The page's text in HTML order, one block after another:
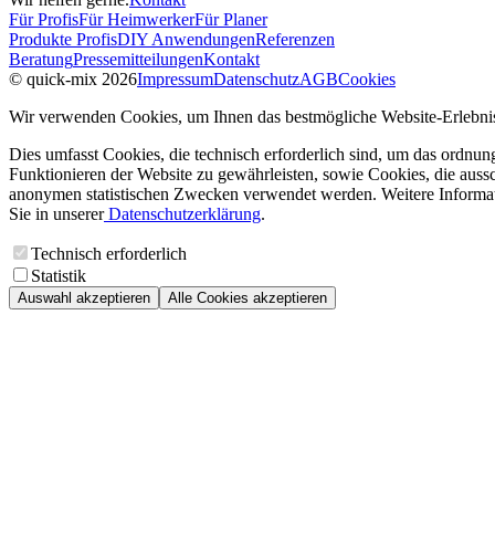
Für ProfisFür HeimwerkerFür Planer
Produkte ProfisDIY AnwendungenReferenzen
BeratungPressemitteilungenKontakt
© quick-mix 2026ImpressumDatenschutzAGBCookies
Wir verwenden Cookies, um Ihnen das bestmögliche Website-
Dies umfasst Cookies, die technisch erforderlich sind, um das
Funktionieren der Website zu gewährleisten, sowie Cookies, die
anonymen statistischen Zwecken verwendet werden. Weitere
Sie in unsererDatenschutzerklärung.
Technisch erforderlich
Statistik
Auswahl akzeptieren Alle Cookies akzeptieren